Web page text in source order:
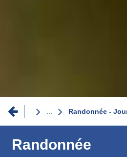
Fil
d'Ariane
...
Randonnée